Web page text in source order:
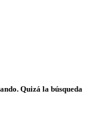
Quizá la búsqueda